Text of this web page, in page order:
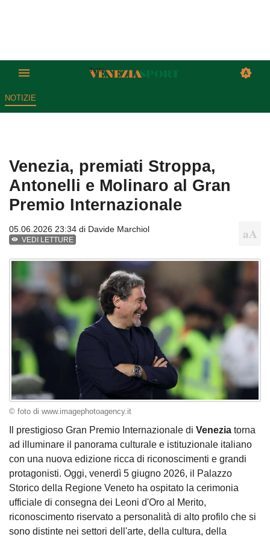
NOTIZIE
Venezia, premiati Stroppa,
Antonelli e Molinaro al Gran
Premio Internazionale
05.06.2026 23:34 di Davide Marchiol
VEDI LETTURE
© foto di www.imagephotoagency.it
Il prestigioso Gran Premio Internazionale di Venezia torna
ad illuminare il panorama culturale e istituzionale italiano
con una nuova edizione ricca di riconoscimenti e grandi
protagonisti. Oggi, venerdì 5 giugno 2026, il Palazzo
Storico della Regione Veneto ha ospitato la cerimonia
ufficiale di consegna dei Leoni d'Oro al Merito,
riconoscimento riservato a personalità di alto profilo che si
sono distinte nei settori dell'arte, della cultura, della